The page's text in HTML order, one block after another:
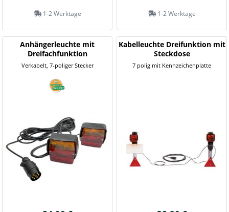
1-2 Werktage 1-2 Werktage
Anhängerleuchte mit
Dreifachfunktion
Verkabelt, 7-poliger Stecker
Kabelleuchte Dreifunktion mit
Steckdose
7 polig mit Kennzeichenplatte